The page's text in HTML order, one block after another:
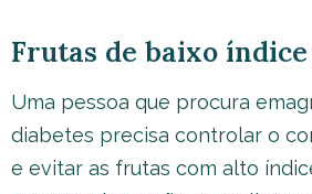
Frutas de baixo
Uma pessoa que procura
diabetes precisa controlar o
e evitar as frutas com alto